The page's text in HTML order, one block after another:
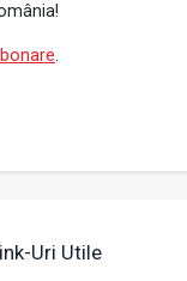
.
Uri Utile